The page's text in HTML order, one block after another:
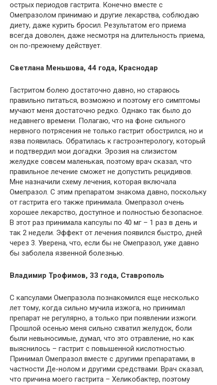
острых периодов гастрита. Конечно вместе с
Омепразолом принимаю и другие лекарства, соблюдаю
диету, даже курить бросил. Результатом его приема
всегда доволен, даже несмотря на длительность приема,
он по-прежнему действует.
Светлана Меньшова, 44 года, Краснодар
Гастритом болею достаточно давно, но стараюсь
правильно питаться, возможно и поэтому его симптомы
мучают меня достаточно редко. Однако так было до
недавнего времени. Полагаю, что на фоне сильного
нервного потрясения не только гастрит обострился, но и
язва появилась. Обратилась к гастроэнтерологу, который
и подтвердил мои догадки. Эрозия на слизистом
желудке совсем маленькая, поэтому врач сказал, что
правильное лечение сможет не допустить рецидивов.
Мне назначили схему лечения, которая включала
Омепразол. С этим препаратом знакома давно, поскольку
от гастрита его также принимала. Омепразол очень
хорошее лекарство, доступное и полностью безопасное.
В этот раз принимала капсулы по 40 мг – 1 раз в день и
так 2 недели. Эффект от лечения появился быстро, дней
через 3. Уверена, что, если бы не Омепразол, уже давно
бы заболела язвенной болезнью.
Владимир Трофимов, 33 года, Ставрополь
С капсулами Омепразола познакомился еще несколько
лет тому, когда сильно мучила изжога, но принимал
препарат не регулярно, а только при появлении изжоги.
Прошлой осенью меня сильно схватил желудок, боли
были невыносимые, думал, что это отравление, но как
выяснилось – гастрит с повышенной кислотностью.
Принимал Омепразол вместе с другими препаратами, в
частности Де-нолом и другими средствами. Врач сказал,
что причина моего гастрита – Хеликобактер, поэтому